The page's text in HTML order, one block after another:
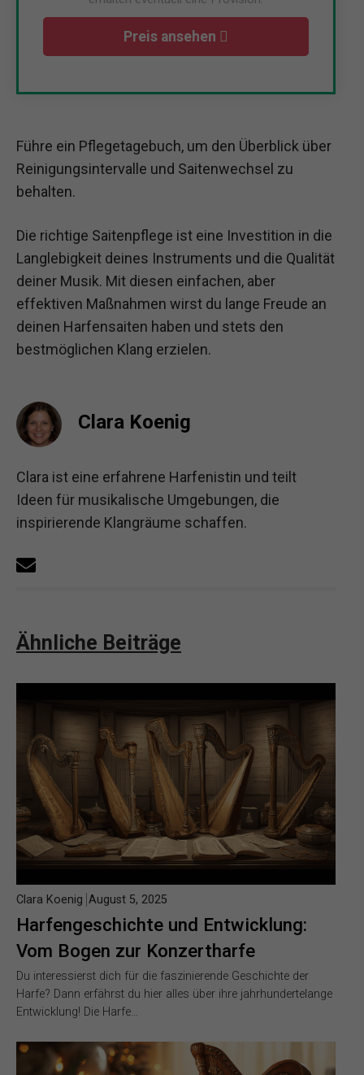
Preis ansehen
Führe ein Pflegetagebuch, um den Überblick über
Reinigungsintervalle und Saitenwechsel zu
behalten.
Die richtige Saitenpflege ist eine Investition in die
Langlebigkeit deines Instruments und die Qualität
deiner Musik. Mit diesen einfachen, aber
effektiven Maßnahmen wirst du lange Freude an
deinen Harfensaiten haben und stets den
bestmöglichen Klang erzielen.
Clara Koenig
Clara ist eine erfahrene Harfenistin und teilt
Ideen für musikalische Umgebungen, die
inspirierende Klangräume schaffen.
Ähnliche Beiträge
Harfengeschichte und Entwicklung:
Vom Bogen zur Konzertharfe
Clara Koenig August 5, 2025
Du interessierst dich für die faszinierende Geschichte der
Harfe? Dann erfährst du hier alles über ihre jahrhundertelange
Entwicklung! Die Harfe…